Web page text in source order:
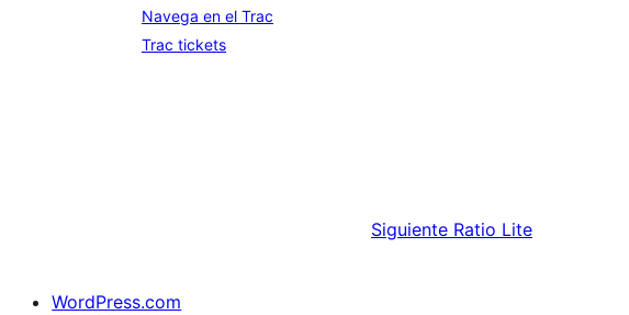
Navega en el Trac
Trac tickets
Siguiente Ratio Lite
WordPress.com